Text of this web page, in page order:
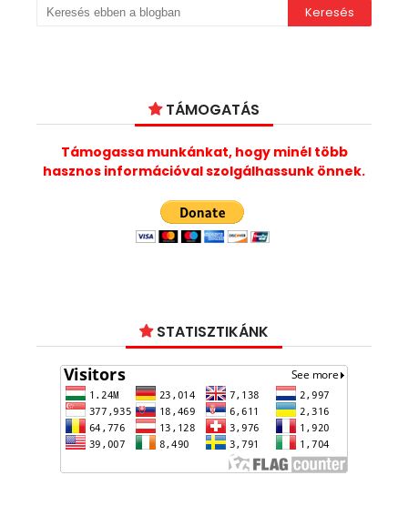
TÁMOGATÁS
Támogassa munkánkat, hogy minél több
hasznos információval szolgálhassunk önnek.
STATISZTIKÁNK